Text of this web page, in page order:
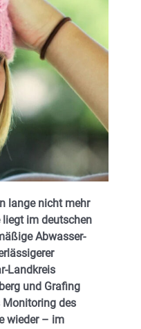
lange nicht mehr
im deutschen
Abwasser-
Landkreis
und Grafing
Monitoring des
wieder – im